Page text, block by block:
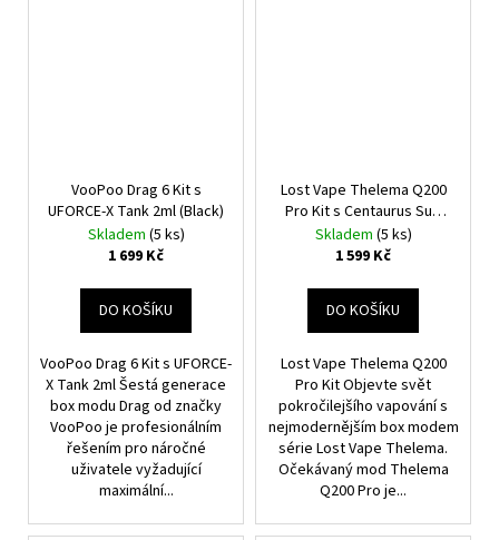
VooPoo Drag 6 Kit s
UFORCE-X Tank 2ml (Black)
Skladem (5 ks)
1 699 Kč
DO KOŠÍKU
VooPoo Drag 6 Kit s UFORCE-
X Tank 2ml Šestá generace
box modu Drag od značky
VooPoo je profesionálním
řešením pro náročné
uživatele vyžadující
maximální...
Lost Vape Thelema Q200
Pro Kit s Centaurus Sub
Ohm Tank V2 (Shadow
Guardian)
Skladem (5 ks)
1 599 Kč
DO KOŠÍKU
Lost Vape Thelema Q200
Pro Kit Objevte svět
pokročilejšího vapování s
nejmodernějším box modem
série Lost Vape Thelema.
Očekávaný mod Thelema
Q200 Pro je...